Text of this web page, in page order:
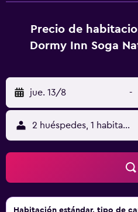
pueden navegar por la web
Internet gratis (por cable y
sauna. Se pueden practicar
esparcimiento que se indican
instalaciones o cerca del
aplique un recargo).
Precio de
Dormy Inn Soga
jue. 13/8 -
2 huéspedes, 1 habitación
Habitación estándar, tipo de